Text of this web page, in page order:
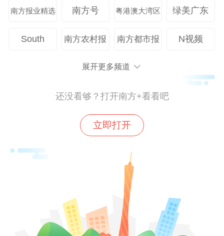
海洋渔业也很有一套。
有一组数据很直观： 去年，广东海水鱼养殖
产量将近百万吨，占全国产量近一半。
夸张地说，广东以“一省之力”承包了大半个
中国的“海鲜自由”。
作为全省的渔业大市，通过耕海牧渔，阳
冰鲜海捕水产品中，每10箱就有8箱来自阳
江。一箱箱渔获在阳江装上货车后，最快只
需要4小时，就可以送到香港鱼市贩卖。
把视野进一步打开：除了发展渔业，从早期
南方报业精选 南方号 粤港澳大湾区 绿美广东
South 南方农村报 南方都市报 N视频
展开更多频道
还没看够？打开南方+看看吧
立即打开